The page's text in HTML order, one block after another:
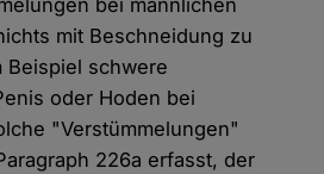
bei männlichen
mit Beschneidung zu
Beispiel schwere
oder Hoden bei
"Verstümmelungen"
226a erfasst, der